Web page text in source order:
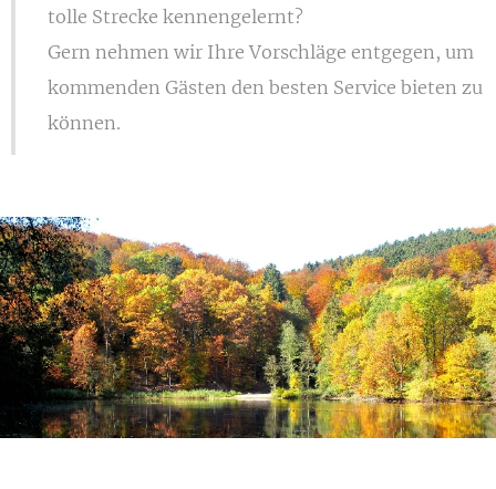
tolle Strecke kennengelernt?
Gern nehmen wir Ihre Vorschläge entgegen, um
kommenden Gästen den besten Service bieten zu
können.